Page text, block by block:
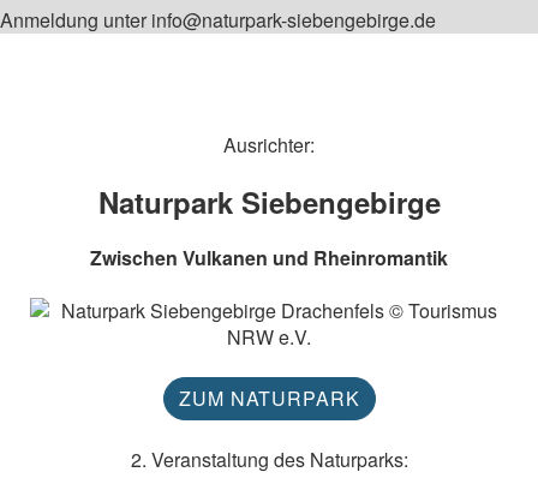
Anmeldung unter info@naturpark-siebengebirge.de
Ausrichter:
Naturpark Siebengebirge
Zwischen Vulkanen und Rheinromantik
ZUM NATURPARK
2. Veranstaltung des Naturparks: